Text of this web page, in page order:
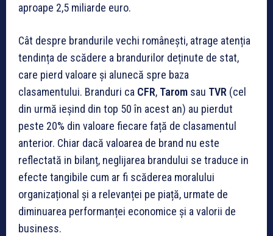
aproape 2,5 miliarde euro.
Cât despre brandurile vechi românești, atrage atenția
tendința de scădere a brandurilor deținute de stat,
care pierd valoare și alunecă spre baza
clasamentului. Branduri ca CFR, Tarom sau TVR (cel
din urmă ieșind din top 50 în acest an) au pierdut
peste 20% din valoare fiecare față de clasamentul
anterior. Chiar dacă valoarea de brand nu este
reflectată in bilanț, neglijarea brandului se traduce in
efecte tangibile cum ar fi scăderea moralului
organizațional și a relevanței pe piață, urmate de
diminuarea performanței economice și a valorii de
business.